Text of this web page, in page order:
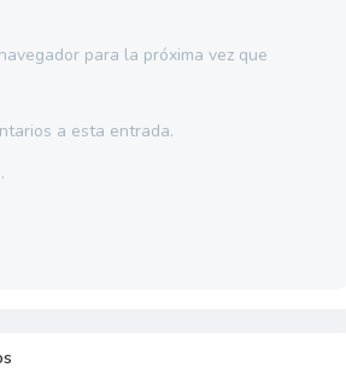
para la próxima vez que
a esta entrada.